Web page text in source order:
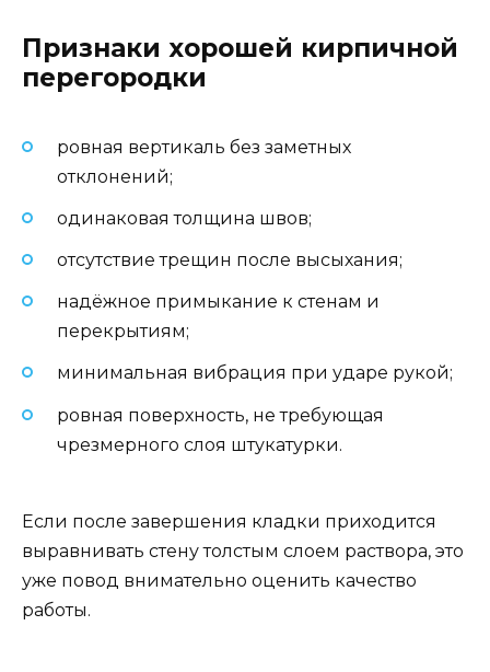
Признаки хорошей кирпичной
перегородки
ровная вертикаль без заметных
отклонений;
одинаковая толщина швов;
отсутствие трещин после высыхания;
надёжное примыкание к стенам и
перекрытиям;
минимальная вибрация при ударе рукой;
ровная поверхность, не требующая
чрезмерного слоя штукатурки.
Если после завершения кладки приходится
выравнивать стену толстым слоем раствора, это
уже повод внимательно оценить качество
работы.